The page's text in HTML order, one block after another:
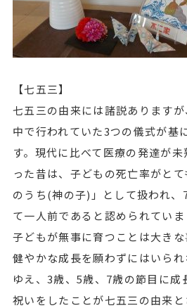
【七五三】
七五三の由来には諸説あります
中で行われていた3つの儀式が基
す。現代に比べて医療の発達が
った昔は、子どもの死亡率がと
のうち(神の子)」として扱われ、
て一人前であると認められていま
子どもが無事に育つことは大き
健やかな成長を願わずにはいら
ゆえ、3歳、5歳、7歳の節目に成
祝いをしたことが七五三の由来